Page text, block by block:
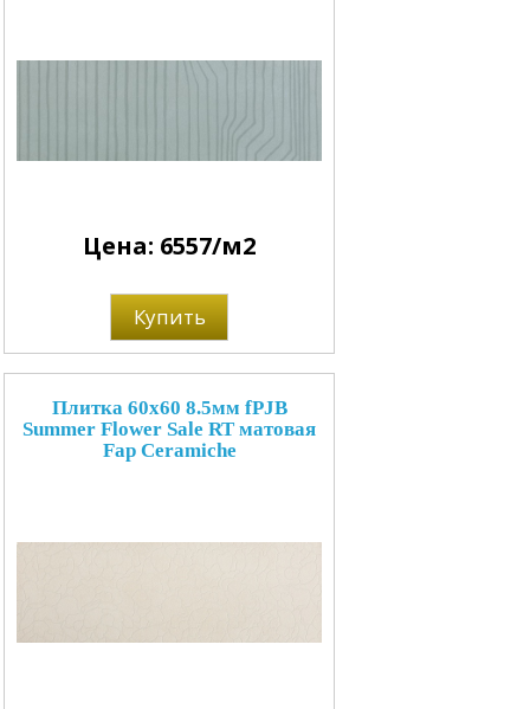
Цена: 6557/м2
Купить
Плитка 60x60 8.5мм fPJB
Summer Flower Sale RT матовая
Fap Ceramiche